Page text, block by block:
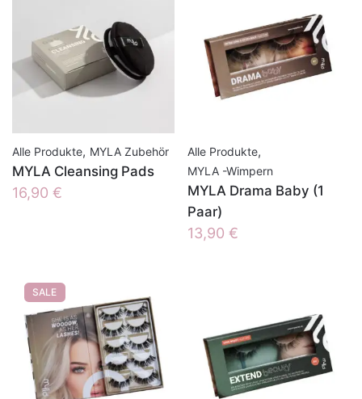
Alle Produkte, MYLA Zubehör
MYLA Cleansing Pads
16,90 €
Alle Produkte,
MYLA -Wimpern
MYLA Drama Baby (1
Paar)
13,90 €
SALE